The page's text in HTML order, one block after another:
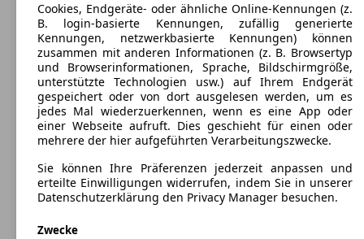
85 KW (115 PS)
Türen:
5
Sitze:
5
Kofferraum:
318 - 1386 Liter
Anhängelast:
480 - 750 kg
Cookies, Endgeräte- oder ähnliche Online-Kennungen (z.
B. login-basierte Kennungen, zufällig generierte
Kennungen, netzwerkbasierte Kennungen) können
zusammen mit anderen Informationen (z. B. Browsertyp
und Browserinformationen, Sprache, Bildschirmgröße,
unterstützte Technologien usw.) auf Ihrem Endgerät
gespeichert oder von dort ausgelesen werden, um es
jedes Mal wiederzuerkennen, wenn es eine App oder
einer Webseite aufruft. Dies geschieht für einen oder
mehrere der hier aufgeführten Verarbeitungszwecke.
Sie können Ihre Präferenzen jederzeit anpassen und
erteilte Einwilligungen widerrufen, indem Sie in unserer
Datenschutzerklärung den Privacy Manager besuchen.
Zwecke